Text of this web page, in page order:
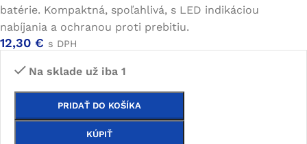
batérie. Kompaktná, spoľahlivá, s LED indikáciou
nabíjania a ochranou proti prebitiu.
12,30 € s DPH
Na sklade už iba 1
PRIDAŤ DO KOŠÍKA
KÚPIŤ